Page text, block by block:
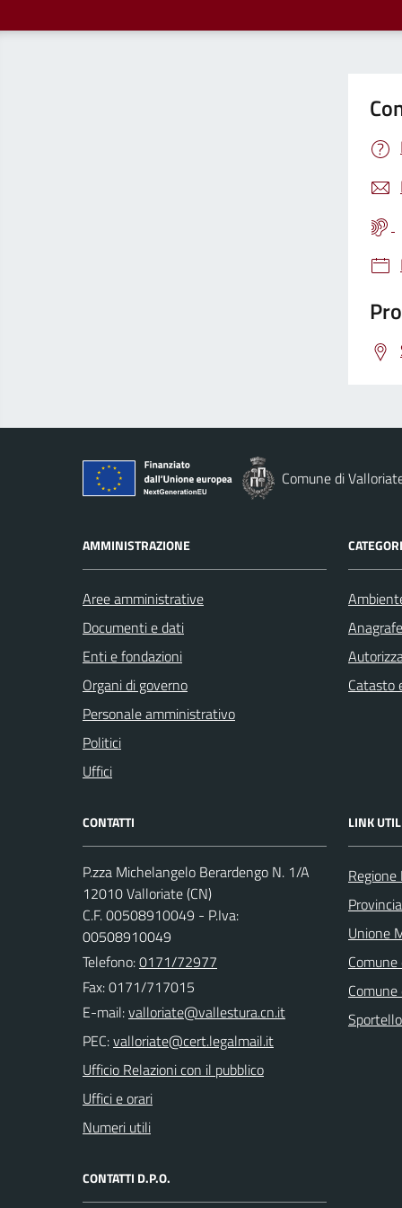
Comune di
AMMINISTRAZIONE
Aree amministrative
Documenti e dati
Enti e fondazioni
Organi di governo
Personale amministrativo
Politici
Uffici
Catasto
CONTATTI
P.zza Michelangelo Berardengo N. 1/A
12010 Valloriate (CN)
C.F. 00508910049 - P.Iva:
00508910049
Telefono:0171/72977
Fax: 0171/717015
E-mail:
PEC:
Ufficio Relazioni con il pubblico
Uffici e orari
Numeri utili
CONTATTI D.P.O.
LINK
Unione